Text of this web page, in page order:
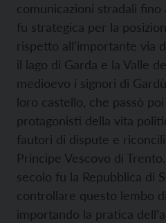
comunicazioni stradali fino
fu strategica per la
rispetto all’importante via
il lago di Garda e la Valle
medioevo i signori di
loro castello, che passò poi
protagonisti della vita
fautori di dispute e
Principe Vescovo di
secolo fu la Repubblica di
controllare questo lembo
importando la pratica